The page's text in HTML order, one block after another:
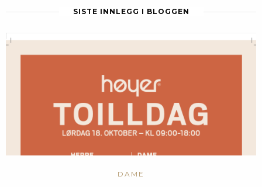
SISTE INNLEGG I BLOGGEN
DAME